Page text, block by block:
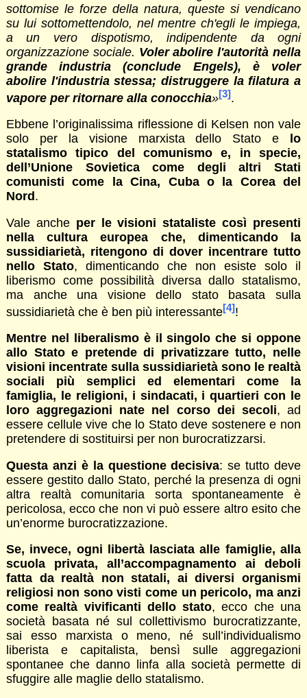
sottomise le forze della natura, queste si vendicano
su lui sottomettendolo, nel mentre ch'egli le impiega,
a un vero dispotismo, indipendente da ogni
organizzazione sociale. Voler abolire l'autorità nella
grande industria (conclude Engels), è voler
abolire l'industria stessa; distruggere la filatura a
vapore per ritornare alla conocchia»[3].
Ebbene l’originalissima riflessione di Kelsen non vale
solo per la visione marxista dello Stato e
lo
statalismo tipico del comunismo e, in specie,
dell’Unione Sovietica come degli altri Stati
comunisti come la Cina, Cuba o la Corea del
Nord .
Vale anche per le visioni stataliste così presenti
nella cultura europea che, dimenticando la
sussidiarietà, ritengono di dover incentrare tutto
nello Stato, dimenticando che non esiste solo il
liberismo come possibilità diversa dallo statalismo,
ma anche una visione dello stato basata sulla
sussidiarietà che è ben più interessante[4]!
Mentre nel liberalismo è il singolo che si oppone
allo Stato e pretende di privatizzare tutto, nelle
visioni incentrate sulla sussidiarietà sono le realtà
sociali più semplici ed elementari come la
famiglia, le religioni, i sindacati, i quartieri con le
loro aggregazioni nate nel corso dei secoli, ad
essere cellule vive che lo Stato deve sostenere e non
pretendere di sostituirsi per non burocratizzarsi.
Questa anzi è la questione decisiva: se tutto deve
essere gestito dallo Stato, perché la presenza di ogni
altra realtà comunitaria sorta spontaneamente è
pericolosa, ecco che non vi può essere altro esito che
un’enorme burocratizzazione.
Se, invece, ogni libertà lasciata alle famiglie, alla
scuola privata, all’accompagnamento ai deboli
fatta da realtà non statali, ai diversi organismi
religiosi non sono visti come un pericolo, ma anzi
come realtà vivificanti dello stato, ecco che una
società basata né sul collettivismo burocratizzante,
sai esso marxista o meno, né sull’individualismo
liberista e capitalista, bensì sulle aggregazioni
spontanee che danno linfa alla società permette di
sfuggire alle maglie dello statalismo.